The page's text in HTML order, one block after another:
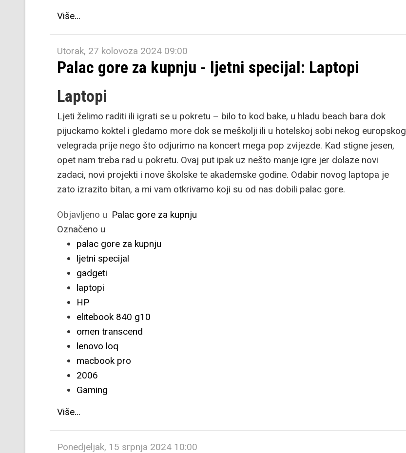
Više...
Utorak, 27 kolovoza 2024 09:00
Palac gore za kupnju - ljetni specijal: Laptopi
Laptopi
Ljeti želimo raditi ili igrati se u pokretu – bilo to kod bake, u hladu beach bara dok
pijuckamo koktel i gledamo more dok se meškolji ili u hotelskoj sobi nekog europskog
velegrada prije nego što odjurimo na koncert mega pop zvijezde. Kad stigne jesen,
opet nam treba rad u pokretu. Ovaj put ipak uz nešto manje igre jer dolaze novi
zadaci, novi projekti i nove školske te akademske godine. Odabir novog laptopa je
zato izrazito bitan, a mi vam otkrivamo koji su od nas dobili palac gore.
Objavljeno u Palac gore za kupnju
Označeno u
palac gore za kupnju
ljetni specijal
gadgeti
laptopi
HP
elitebook 840 g10
omen transcend
lenovo loq
macbook pro
2006
Gaming
Više...
Ponedjeljak, 15 srpnja 2024 10:00